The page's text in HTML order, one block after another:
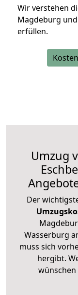
Wir verstehen
Magdeburg
erfüllen.
Umzug
Der
Wasserburg
muss sich
hergibt.
wünschen